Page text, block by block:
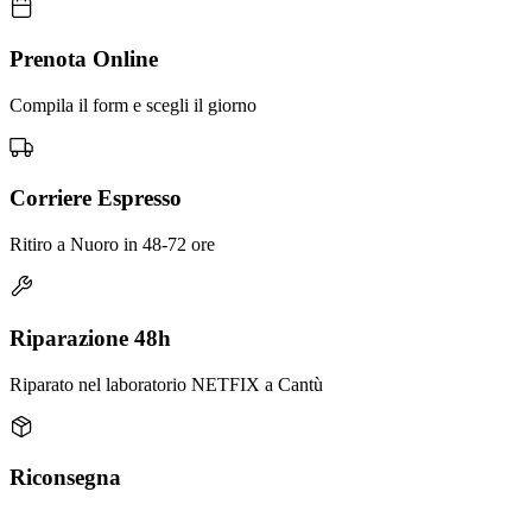
Prenota Online
Compila il form e scegli il giorno
Corriere Espresso
Ritiro a Nuoro in 48-72 ore
Riparazione 48h
Riparato nel laboratorio NETFIX a Cantù
Riconsegna